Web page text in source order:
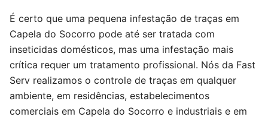
É certo que uma pequena infestação de traças em
Capela do Socorro pode até ser tratada com
inseticidas domésticos, mas uma infestação mais
crítica requer um tratamento profissional. Nós da Fast
Serv realizamos o controle de traças em qualquer
ambiente, em residências, estabelecimentos
comerciais em Capela do Socorro e industriais e em